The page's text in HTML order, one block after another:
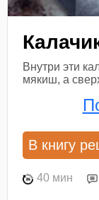
Внутри эти
мякиш, а
В книгу
40 мин